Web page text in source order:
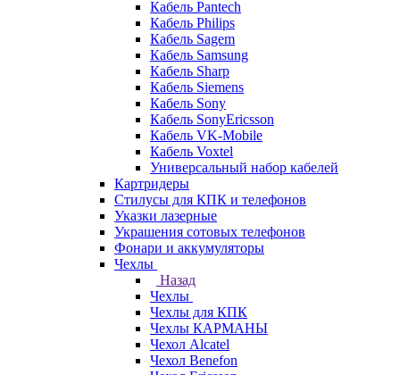
Кабель Pantech
Кабель Philips
Кабель Sagem
Кабель Samsung
Кабель Sharp
Кабель Siemens
Кабель Sony
Кабель SonyEricsson
Кабель VK-Mobile
Кабель Voxtel
Универсальный набор кабелей
Картридеры
Стилусы для КПК и телефонов
Указки лазерные
Украшения сотовых телефонов
Фонари и аккумуляторы
Чехлы
Назад
Чехлы
Чехлы для КПК
Чехлы КАРМАНЫ
Чехол Alcatel
Чехол Benefon